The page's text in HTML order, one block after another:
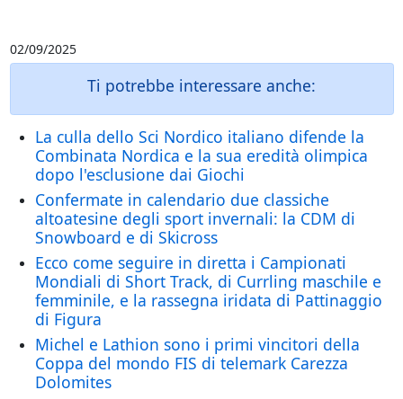
02/09/2025
Ti potrebbe interessare anche:
La culla dello Sci Nordico italiano difende la
Combinata Nordica e la sua eredità olimpica
dopo l'esclusione dai Giochi
Confermate in calendario due classiche
altoatesine degli sport invernali: la CDM di
Snowboard e di Skicross
Ecco come seguire in diretta i Campionati
Mondiali di Short Track, di Currling maschile e
femminile, e la rassegna iridata di Pattinaggio
di Figura
Michel e Lathion sono i primi vincitori della
Coppa del mondo FIS di telemark Carezza
Dolomites